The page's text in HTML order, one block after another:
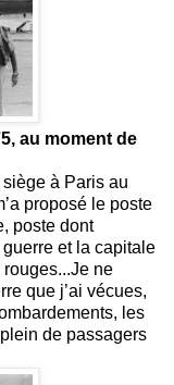
au moment de
à Paris au
proposé le poste
poste dont
et la capitale
ne
que j’ai vécues,
les
de passagers